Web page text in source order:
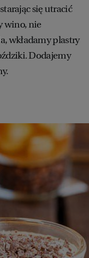
się utracić
wino, nie
wkładamy plastry
Dodajemy